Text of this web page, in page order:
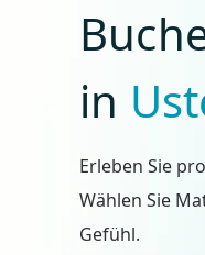
in
Erleben Sie
Wählen Sie
Gefühl.